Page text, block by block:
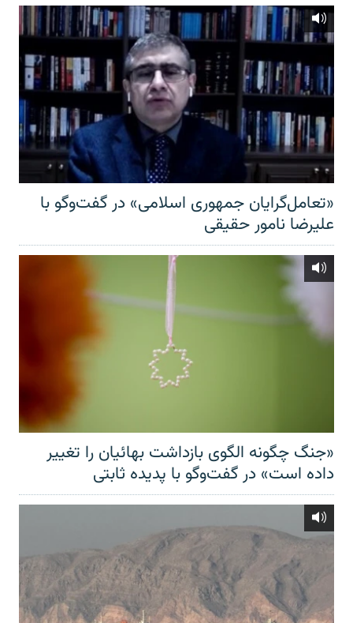
«تعامل‌گرایان جمهوری اسلامی» در گفت‌وگو با
علیرضا نامور حقیقی
«جنگ چگونه الگوی بازداشت بهائیان را تغییر
داده است» در گفت‌وگو با پدیده ثابتی